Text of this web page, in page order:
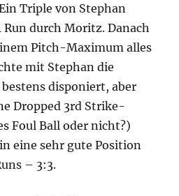
Triple von Stephan
Run durch Moritz. Danach
Pitch-Maximum alles
mit Stephan die
disponiert, aber
Dropped 3rd Strike-
Foul Ball oder nicht?)
eine sehr gute Position
– 3:3.